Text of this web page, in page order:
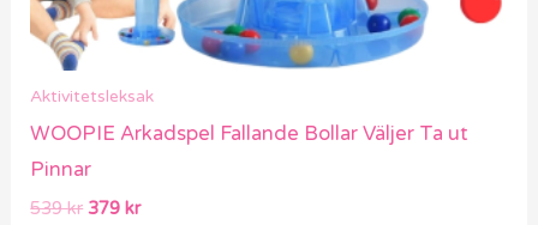
Aktivitetsleksak
WOOPIE Arkadspel Fallande Bollar Väljer Ta ut
Pinnar
539kr 379kr